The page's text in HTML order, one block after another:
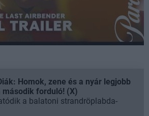
Homok, zene és a nyár legjobb
forduló! (X)
a balatoni strandröplabda-